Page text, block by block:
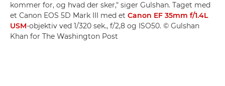
kommer for, og hvad der sker," siger Gulshan. Taget med
et Canon EOS 5D Mark III med et Canon EF 35mm f/1.4L
USM-objektiv ved 1/320 sek., f/2,8 og ISO50. © Gulshan
Khan for The Washington Post